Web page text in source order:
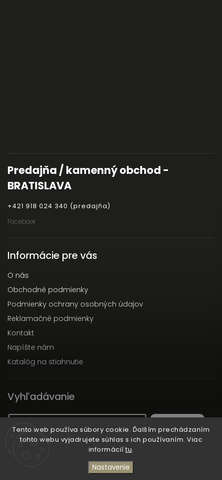
Tento web používa súbory cookie. Ďalším prechádzaním
tohto webu vyjadrujete súhlas s ich používaním. Viac
informácií tu.
Nastavenie
Predajňa / kamenný obchod -
BRATISLAVA
+421 918 024 340 (predajňa)
Facebook
Informácie pre vás
O nás
Obchodné podmienky
Podmienky ochrany osobných údajov
Reklamačné podmienky
Kontakt
Napíšte nám
Katalóg na stiahnutie
Vyhľadávanie
Dott.Solari. Všetky práva vyhradené.
Shoptet